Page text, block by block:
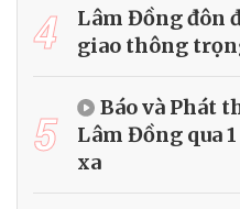
4
Lâm Đồng đôn
giao thông
5
Báo và Phát
Lâm Đồng qua
xa